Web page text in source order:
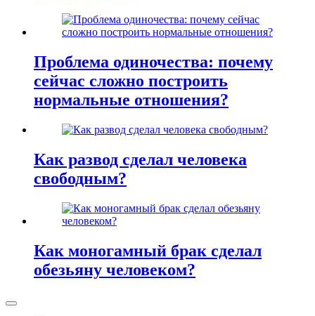
Проблема одиночества: почему
сейчас сложно построить
нормальные отношения?
Как развод сделал человека
свободным?
Как моногамный брак сделал
обезьяну человеком?